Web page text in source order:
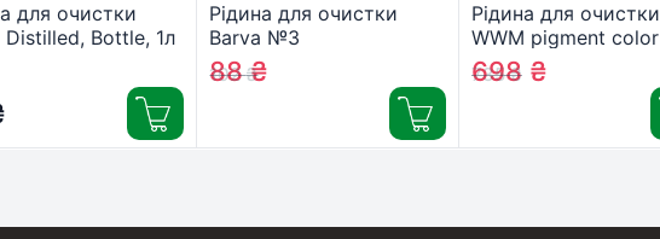
для очистки
Distilled, Bottle, 1л
Рідина для очистки
Barva №3
Brother/Canon/Epson/HP/Lexmar
print head pigment 100
102₴
88₴
Рідина для очистки
WWM pigment color
/1000г (CL10-4)
735₴
698 ₴